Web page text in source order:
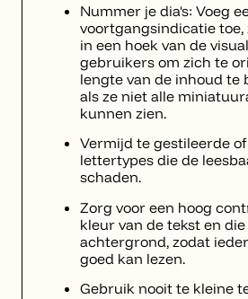
Nummer je dia's: Voeg
voortgangsindicatie toe,
in een hoek van de
gebruikers om zich te
lengte van de inhoud te
als ze niet alle
kunnen zien.
Vermijd te gestileerde
lettertypes die de
schaden.
Zorg voor een hoog
kleur van de tekst en
achtergrond, zodat
goed kan lezen.
Gebruik nooit te kleine